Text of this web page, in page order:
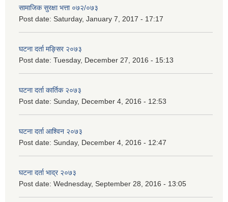
सामाजिक सुरक्षा भत्ता ०७२/०७३
Post date: Saturday, January 7, 2017 - 17:17
घटना दर्ता मङ्सिर २०७३
Post date: Tuesday, December 27, 2016 - 15:13
घटना दर्ता कार्तिक २०७३
Post date: Sunday, December 4, 2016 - 12:53
घटना दर्ता आश्विन २०७३
Post date: Sunday, December 4, 2016 - 12:47
घटना दर्ता भाद्र २०७३
Post date: Wednesday, September 28, 2016 - 13:05